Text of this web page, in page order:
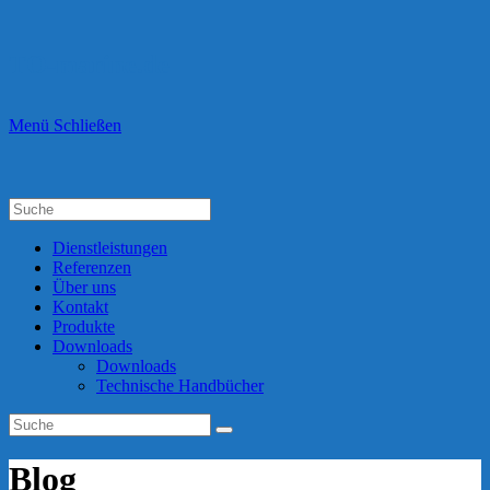
Menü Schließen
Dienstleistungen
Referenzen
Über uns
Kontakt
Produkte
Downloads
Downloads
Technische Handbücher
Blog